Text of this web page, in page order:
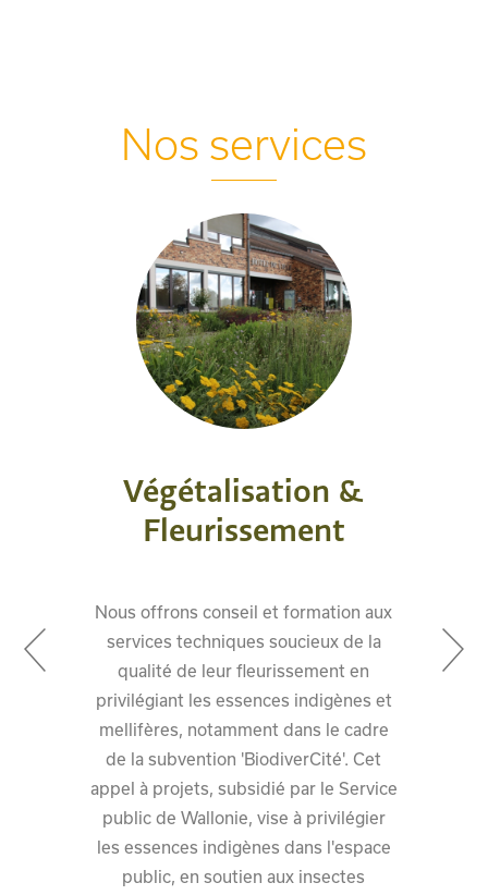
Nos services
Végétalisation &
Fleurissement
Nous offrons conseil et formation aux
services techniques soucieux de la
qualité de leur fleurissement en
privilégiant les essences indigènes et
mellifères, notamment dans le cadre
de la subvention 'BiodiverCité'. Cet
appel à projets, subsidié par le Service
public de Wallonie, vise à privilégier
les essences indigènes dans l'espace
public, en soutien aux insectes